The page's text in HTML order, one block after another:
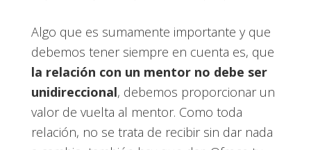
Algo que es sumamente importante y que
debemos tener siempre en cuenta es, que
la relación con un mentor no debe ser
unidireccional, debemos proporcionar un
valor de vuelta al mentor. Como toda
relación, no se trata de recibir sin dar nada